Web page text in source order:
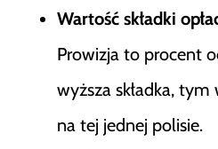
Wartość składki
Prowizja to procent
wyższa składka,
na tej jednej polisie.